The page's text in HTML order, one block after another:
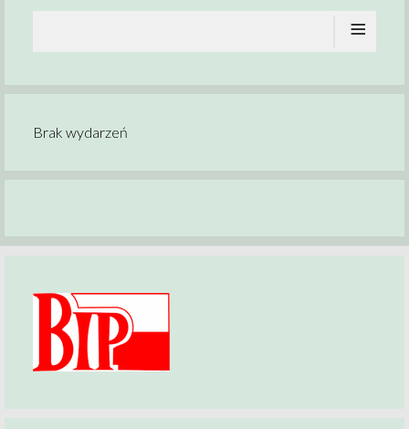
≡
Brak wydarzeń